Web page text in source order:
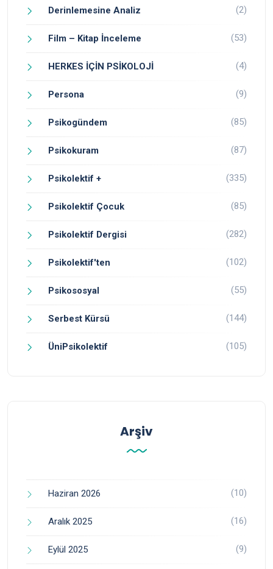
Derinlemesine Analiz (2)
Film – Kitap İnceleme (53)
HERKES İÇİN PSİKOLOJİ (4)
Persona (9)
Psikogündem (85)
Psikokuram (87)
Psikolektif + (335)
Psikolektif Çocuk (85)
Psikolektif Dergisi (282)
Psikolektif'ten (102)
Psikososyal (55)
Serbest Kürsü (144)
ÜniPsikolektif (105)
Arşiv
Haziran 2026 (10)
Aralık 2025 (16)
Eylül 2025 (9)